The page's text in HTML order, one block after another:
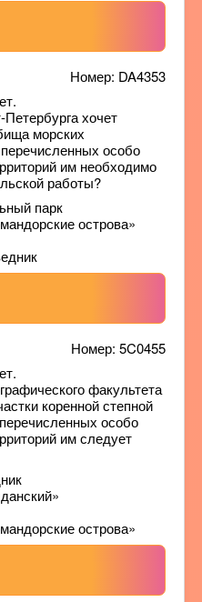
Номер: DA4353
Петербурга хочет
морских
особо
им необходимо
работы?
парк
острова»
Номер: 5C0455
факультета
коренной степной
особо
им следует
острова»